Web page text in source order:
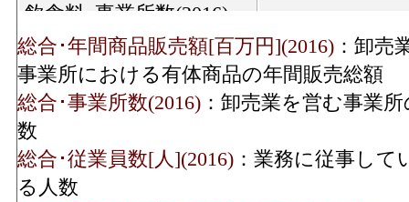
飲食料･事業所数(2016)
飲食料･従業員数(2016)
建築鉱物金属材料･年間
商品販売額(2016)
704,959[
建築鉱物金属材料･事業
所数(2016)
総合･年間商品販売額[百万円](2016) ：卸売
事業所における有体商品の年間販売総額
総合･事業所数(2016) ：卸売業を営む事業
数
総合･従業員数[人](2016) ：業務に従事して
る人数